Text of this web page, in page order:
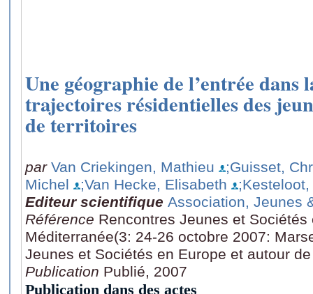
Une géographie de l’entrée dans
trajectoires résidentielles des
de territoires
par Van Criekingen, Mathieu
;Guisset,
Michel
;Van Hecke, Elisabeth
Editeur scientifique Association, Jeunes
Référence Rencontres Jeunes et
Méditerranée(3: 24-26 octobre 2007:
Jeunes et Sociétés en Europe et autour
Publication Publié, 2007
Publication dans des actes